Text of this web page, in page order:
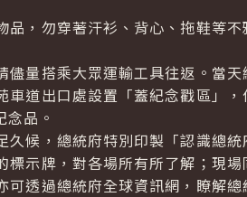
，勿穿著汗衫、背心、拖鞋等不
量搭乘大眾運輸工具往返。當天
道出口處設置「蓋紀念戳區」
品。
候，總統府特別印製「認識總統
示牌，對各場所有所了解；現
透過總統府全球資訊網，瞭解